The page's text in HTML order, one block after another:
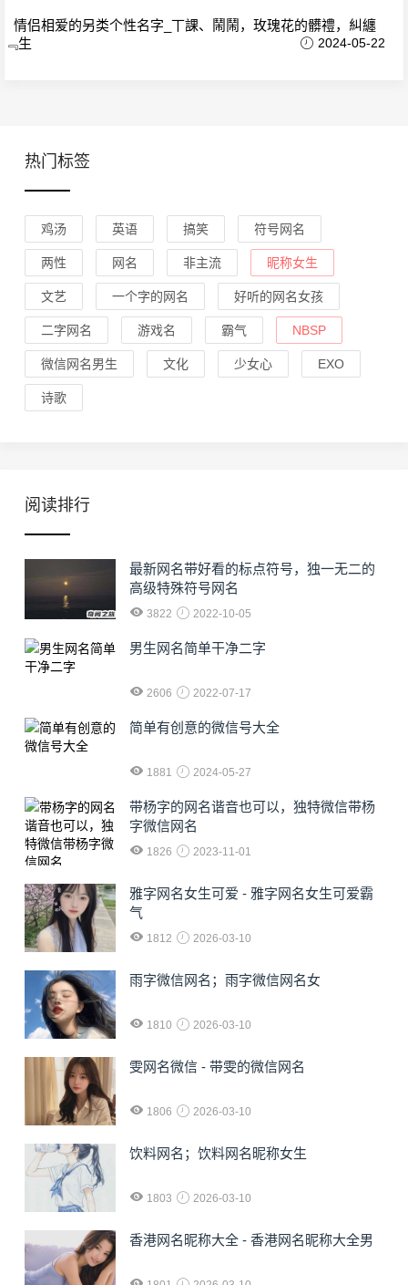
情侣相爱的另类个性名字_丅課、鬧鬧，玫瑰花的髒禮，糾纏
﹃生
2024-05-22
热门标签
鸡汤 英语 搞笑 符号网名
两性 网名 非主流 昵称女生
文艺 一个字的网名 好听的网名女孩
二字网名 游戏名 霸气 NBSP
微信网名男生 文化 少女心 EXO
诗歌
阅读排行
最新网名带好看的标点符号，独一无二的
高级特殊符号网名
3822 2022-10-05
男生网名简单干净二字
2606 2022-07-17
简单有创意的微信号大全
1881 2024-05-27
​带杨字的网名谐音也可以，独特微信带杨
字微信网名
1826 2023-11-01
雅字网名女生可爱 - 雅字网名女生可爱霸
气
1812 2026-03-10
雨字微信网名；雨字微信网名女
1810 2026-03-10
雯网名微信 - 带雯的微信网名
1806 2026-03-10
饮料网名；饮料网名昵称女生
1803 2026-03-10
香港网名昵称大全 - 香港网名昵称大全男